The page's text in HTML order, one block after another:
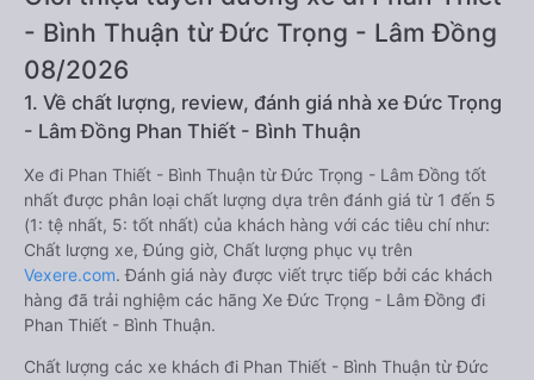
- Bình Thuận từ Đức Trọng - Lâm Đồng
08/2026
1. Về chất lượng, review, đánh giá nhà xe Đức Trọng
- Lâm Đồng Phan Thiết - Bình Thuận
Xe đi Phan Thiết - Bình Thuận từ Đức Trọng - Lâm Đồng tốt
nhất được phân loại chất lượng dựa trên đánh giá từ 1 đến 5
(1: tệ nhất, 5: tốt nhất) của khách hàng với các tiêu chí như:
Chất lượng xe, Đúng giờ, Chất lượng phục vụ trên
Vexere.com. Đánh giá này được viết trực tiếp bởi các khách
hàng đã trải nghiệm các hãng Xe Đức Trọng - Lâm Đồng đi
Phan Thiết - Bình Thuận.
Chất lượng các xe khách đi Phan Thiết - Bình Thuận từ Đức